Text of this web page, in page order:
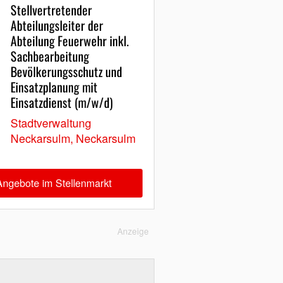
Stellvertretender
Abteilungsleiter der
Abteilung Feuerwehr inkl.
Sachbearbeitung
Bevölkerungsschutz und
Einsatzplanung mit
Einsatzdienst (m/w/d)
Stadtverwaltung
Neckarsulm, Neckarsulm
im Stellenmarkt
Anzeige